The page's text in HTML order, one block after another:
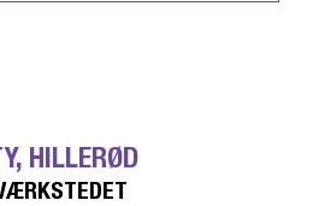
HILLERØD